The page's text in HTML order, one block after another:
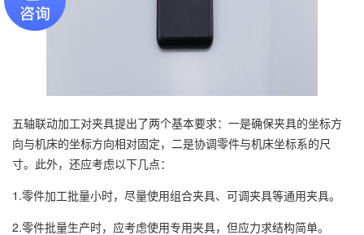
五轴联动加工对夹具提出了两个基本要求：一是确保夹具的坐标方
向与机床的坐标方向相对固定，二是协调零件与机床坐标系的尺
寸。此外，还应考虑以下几点：
1.零件加工批量小时，尽量使用组合夹具、可调夹具等通用夹具。
2.零件批量生产时，应考虑使用专用夹具，但应力求结构简单。